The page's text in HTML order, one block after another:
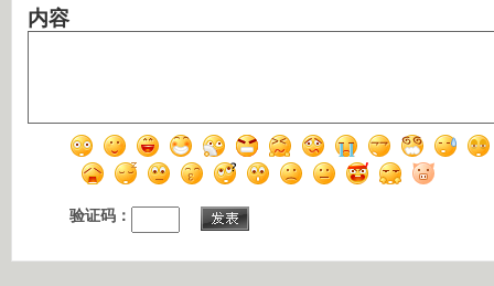
内容
验证码：